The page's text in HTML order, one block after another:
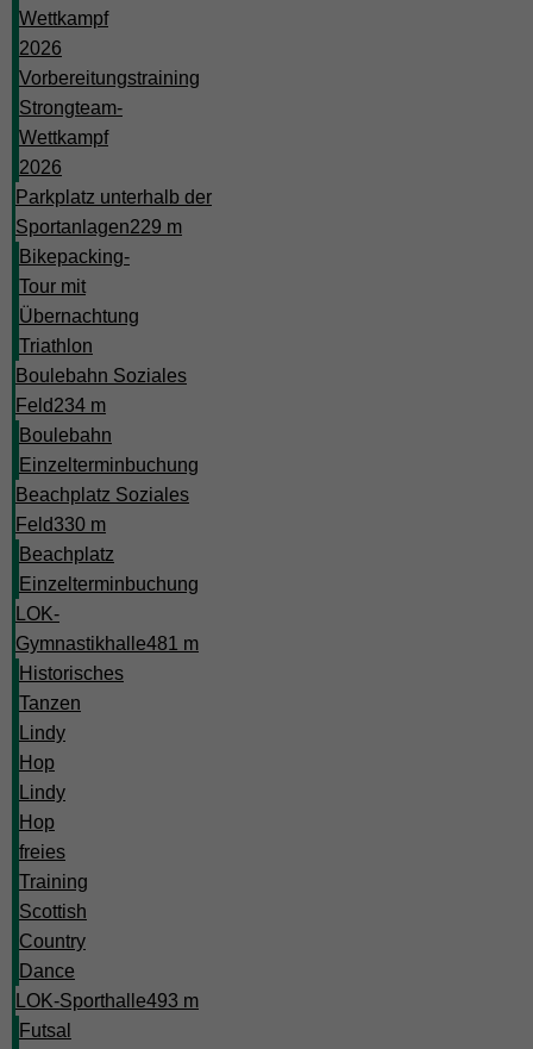
Wettkampf
2026
Vorbereitungstraining
Strongteam-
Wettkampf
2026
Parkplatz unterhalb der
Sportanlagen229 m
Bikepacking-
Tour mit
Übernachtung
Triathlon
Boulebahn Soziales
Feld234 m
Boulebahn
Einzelterminbuchung
Beachplatz Soziales
Feld330 m
Beachplatz
Einzelterminbuchung
LOK-
Gymnastikhalle481 m
Historisches
Tanzen
Lindy
Hop
Lindy
Hop
freies
Training
Scottish
Country
Dance
LOK-Sporthalle493 m
Futsal